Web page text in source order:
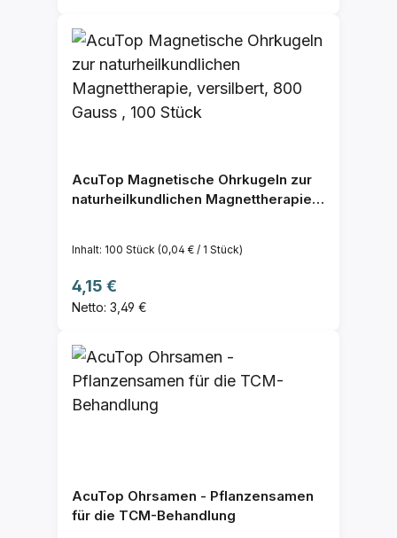
AcuTop Magnetische Ohrkugeln zur
naturheilkundlichen Magnettherapie,
Inhalt: 100 Stück (0,04 € / 1 Stück)
Regulärer Preis:
4,15 €
Netto: 3,49 €
AcuTop Ohrsamen - Pflanzensamen
für die TCM-Behandlung